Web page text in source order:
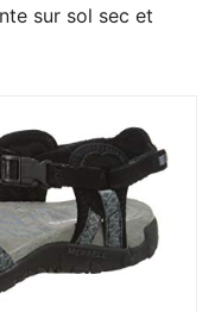
sur sol sec et